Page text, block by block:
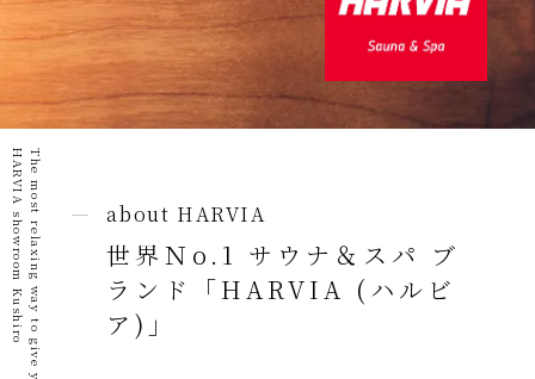
HARVIA showroom Kushiro about HARVIA
世界Ｎo.1 サウナ＆スパ ブ
ランド
「HARVIA (ハルビ
ア)」